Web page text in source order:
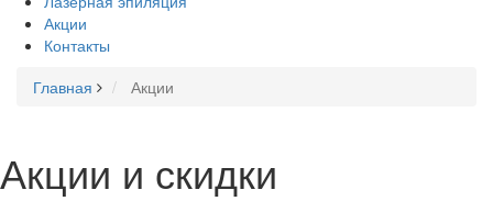
Акции
Контакты
Главная
Акции
Акции и скидки